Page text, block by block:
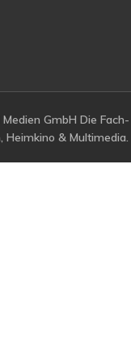
GmbH Die
Heimkino & Multimedia.